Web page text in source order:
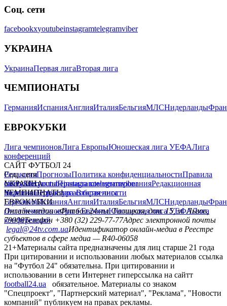
Соц. сети
facebookxyoutubeinstagramtelegramviber
УКРАИНА
УкраинаПервая лигаВторая лига
ЧЕМПИОНАТЫ
ГерманияИспанияАнглияИталияБельгияМЛСНидерланды
ЕВРОКУБКИ
Лига чемпионовЛига ЕвропыЮношеская лига УЕФАЛига
конференций
САЙТ ФУТБОЛ 24
РедакцияПрогнозыПолитика конфиденциальностиПравила
сайтуКонтактыПравила комментированияРедакционная
политикаСтруктура собственности
Соц. сети
facebookxyoutubeinstagramtelegramviber
УКРАИНА
УкраинаПервая лигаВторая лига
ЧЕМПИОНАТЫ
ГерманияИспанияАнглияИталияБельгияМЛСНидерланды
ЕВРОКУБКИ
Лига чемпионовЛига ЕвропыЮношеская лига УЕФАЛига
конференций
Онлайн-медиа «Футбол 24»пл. Галицкая, дом. 15, м. Львов,
79008Телефон +380 (32) 229-77-77Адрес электронной почты
legal@24tv.com.uaИдентификатор онлайн-медиа в Реестре
субъектов в сфере медиа — R40-06058
21+Материалы сайта предназначены для лиц старше 21 года
При цитировании и использовании любых материалов ссылка
на "Футбол 24" обязательна. При цитировании и
использовании в сети Интернет гиперссылка на сайтт
football24.ua
обязательное. Материалы со знаком
"Спецпроект", "Партнерский материал", "Реклама", "Новости
компаний" публикуем на правах рекламы.